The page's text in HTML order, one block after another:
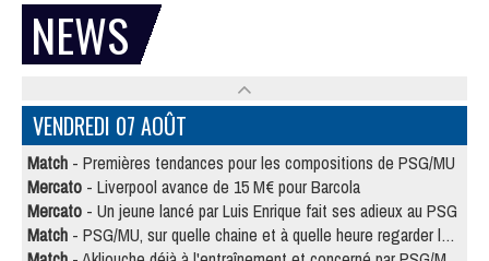
NEWS
VENDREDI 07 AOÛT
Match - Premières tendances pour les compositions de PSG/MU
Mercato - Liverpool avance de 15 M€ pour Barcola
Mercato - Un jeune lancé par Luis Enrique fait ses adieux au PSG
Match - PSG/MU, sur quelle chaine et à quelle heure regarder le match ?